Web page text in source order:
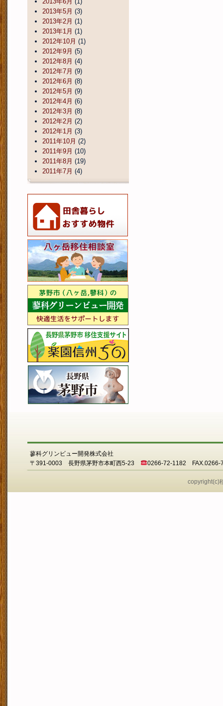
2013年5月 (3)
2013年2月 (1)
2013年1月 (1)
2012年10月 (1)
2012年9月 (5)
2012年8月 (4)
2012年7月 (9)
2012年6月 (8)
2012年5月 (9)
2012年4月 (6)
2012年3月 (8)
2012年2月 (2)
2012年1月 (3)
2011年10月 (2)
2011年9月 (10)
2011年8月 (19)
2011年7月 (4)
蓼科グリンビュー開発株式会社
〒391-0003 長野県茅野市本町西5-23
0266-72-1182 FAX.0266-
copyright(c)